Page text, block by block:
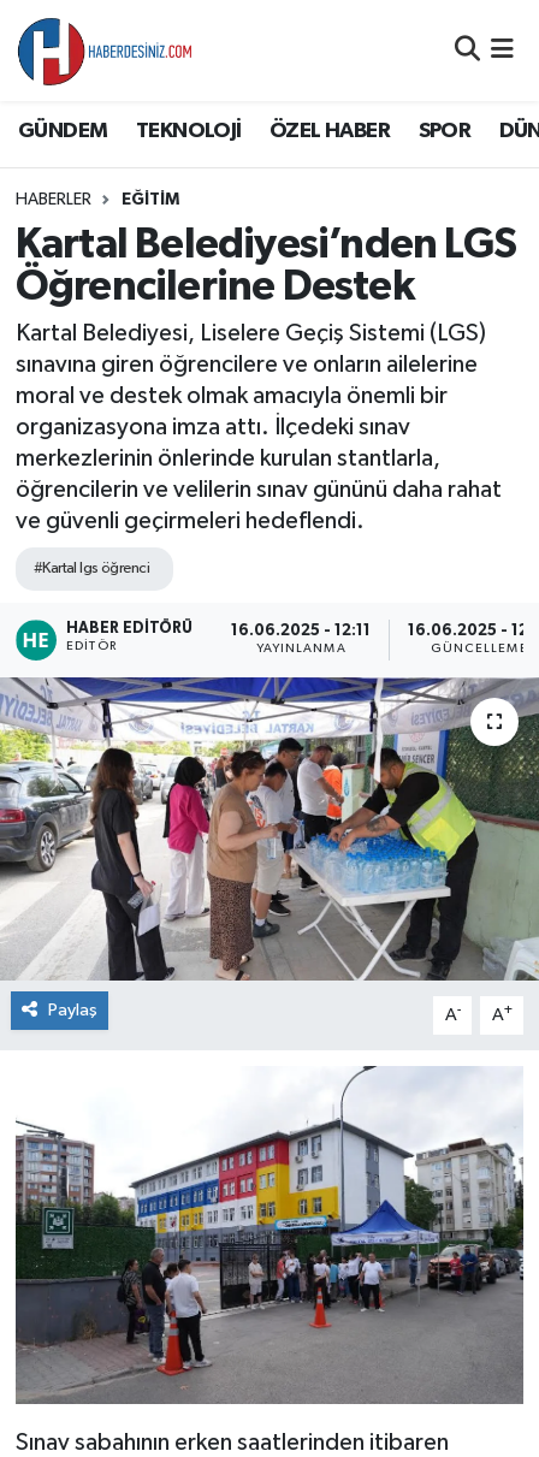
GÜNDEM TEKNOLOJİ ÖZEL HABER SPOR
HABERLER EĞİTİM
Kartal Belediyesi’nden LGS
Öğrencilerine Destek
Kartal Belediyesi, Liselere Geçiş Sistemi (LGS)
sınavına giren öğrencilere ve onların ailelerine
moral ve destek olmak amacıyla önemli bir
organizasyona imza attı. İlçedeki sınav
merkezlerinin önlerinde kurulan stantlarla,
öğrencilerin ve velilerin sınav gününü daha rahat
ve güvenli geçirmeleri hedeflendi.
#Kartal lgs öğrenci
HABER EDITÖRÜ
EDITÖR
16.06.2025 - 12:11
YAYINLANMA
16.06.2025 -
GÜNCELLEME
Paylaş A- A+
Sınav sabahının erken saatlerinden itibaren
GÜNDEM
ÖZEL HABER
SAĞLIK
SİYASET
SPOR
TEKNOLOJİ
YAŞAM
Trafik Durumu
Süper Lig Puan Durumu ve Fikstür
Tüm Manşetler
Son Dakika Haberleri
Haber Arşivi